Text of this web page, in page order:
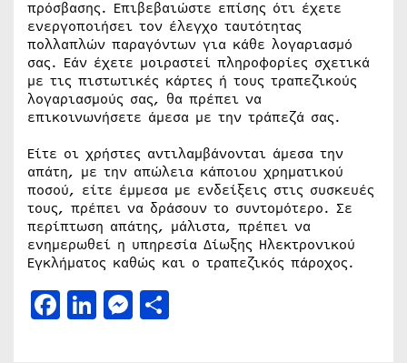
πρόσβασης. Επιβεβαιώστε επίσης ότι έχετε
ενεργοποιήσει τον έλεγχο ταυτότητας
πολλαπλών παραγόντων για κάθε λογαριασμό
σας. Εάν έχετε μοιραστεί πληροφορίες σχετικά
με τις πιστωτικές κάρτες ή τους τραπεζικούς
λογαριασμούς σας, θα πρέπει να
επικοινωνήσετε άμεσα με την τράπεζά σας.
Είτε οι χρήστες αντιλαμβάνονται άμεσα την
απάτη, με την απώλεια κάποιου χρηματικού
ποσού, είτε έμμεσα με ενδείξεις στις συσκευές
τους, πρέπει να δράσουν το συντομότερο. Σε
περίπτωση απάτης, μάλιστα, πρέπει να
ενημερωθεί η υπηρεσία Δίωξης Ηλεκτρονικού
Εγκλήματος καθώς και ο τραπεζικός πάροχος.
Facebook
LinkedIn
Messenger